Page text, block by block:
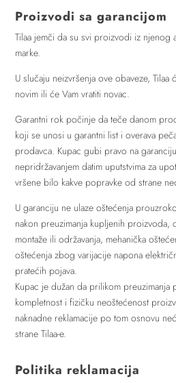
Proizvodi sa garancijom
Tilaa jemči da su svi proizvodi iz njenog
marke.
U slučaju neizvršenja ove obaveze,
novim ili će Vam vratiti novac.
Garantni rok počinje da teče danom
koji se unosi u garantni list i overava
prodavca. Kupac gubi pravo na
nepridržavanjem datim uputstvima za
vršene bilo kakve popravke od strane
U garanciju ne ulaze oštećenja
nakon preuzimanja kupljenih proizvoda,
montaže ili održavanja, mehanička
oštećenja zbog varijacije napona
pratećih pojava.
Kupac je dužan da prilikom preuzimanja
kompletnost i fizičku neoštećenost
naknadne reklamacije po tom osnovu
strane Tilaa-e.
Politika reklamacija